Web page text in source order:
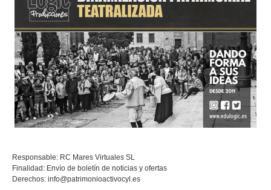
Responsable: RC Mares Virtuales SL
Finalidad: Envío de boletín de noticias y ofertas
Derechos: info@patrimonioactivocyl.es